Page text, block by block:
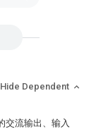
Hide Dependent
交流输出、输入